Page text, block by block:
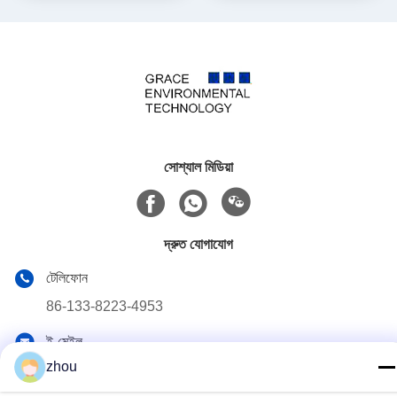
সোশ্যাল মিডিয়া
দ্রুত যোগাযোগ
টেলিফোন
86-133-8223-4953
ই-মেইল
sales@graceet.com
zhou